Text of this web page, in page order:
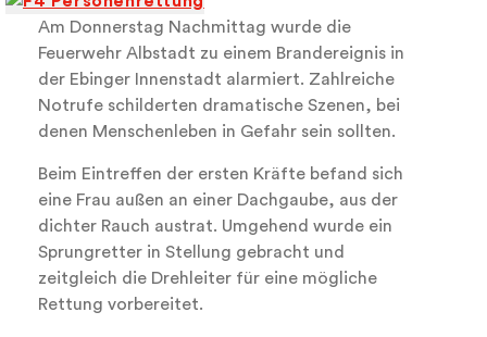
Am Donnerstag Nachmittag wurde die
Feuerwehr Albstadt zu einem Brandereignis in
der Ebinger Innenstadt alarmiert. Zahlreiche
Notrufe schilderten dramatische Szenen, bei
denen Menschenleben in Gefahr sein sollten.
Beim Eintreffen der ersten Kräfte befand sich
eine Frau außen an einer Dachgaube, aus der
dichter Rauch austrat. Umgehend wurde ein
Sprungretter in Stellung gebracht und
zeitgleich die Drehleiter für eine mögliche
Rettung vorbereitet.